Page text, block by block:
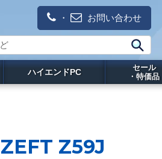
・ お問い合わせ
ハイエンドPC
セール
・特価品
ZEFT Z59J